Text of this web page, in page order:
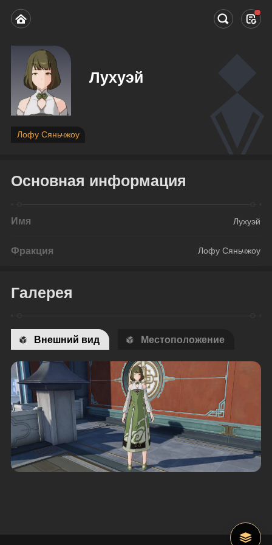
Лухуэй
Лофу Сяньчжоу
Основная информация
Имя Лухуэй
Фракция Лофу Сяньчжоу
Галерея
Внешний вид Местоположение